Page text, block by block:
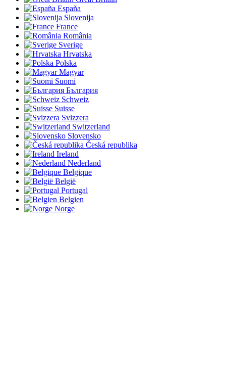
España
Slovenija
France
România
Sverige
Hrvatska
Polska
Magyar
Suomi
България
Schweiz
Suisse
Svizzera
Switzerland
Slovensko
Česká republika
Ireland
Nederland
Belgique
België
Portugal
Belgien
Norge